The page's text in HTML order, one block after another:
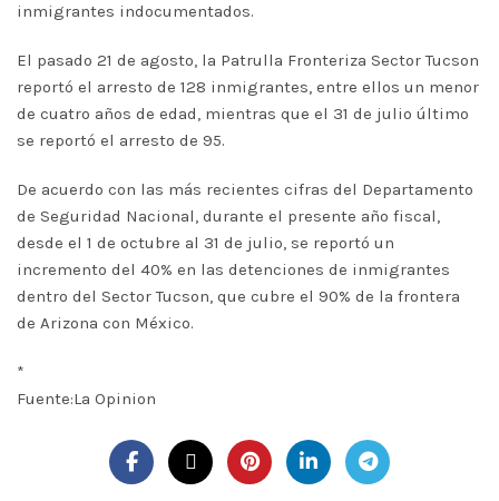
inmigrantes indocumentados.
El pasado 21 de agosto, la Patrulla Fronteriza Sector Tucson
reportó el arresto de 128 inmigrantes, entre ellos un menor
de cuatro años de edad, mientras que el 31 de julio último
se reportó el arresto de 95.
De acuerdo con las más recientes cifras del Departamento
de Seguridad Nacional, durante el presente año fiscal,
desde el 1 de octubre al 31 de julio, se reportó un
incremento del 40% en las detenciones de inmigrantes
dentro del Sector Tucson, que cubre el 90% de la frontera
de Arizona con México.
*
Fuente:La Opinion